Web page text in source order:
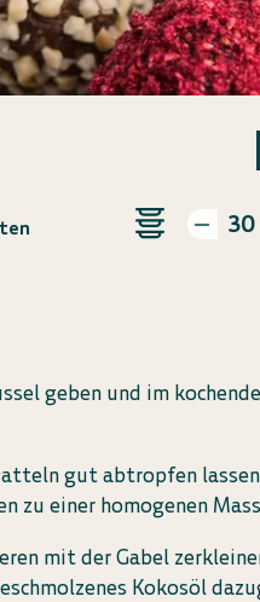
30
geben und im
gut abtropfen
zu einer homogenen
mit der Gabel
Kokosöl